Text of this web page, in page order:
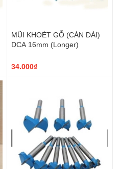
MŨI KHOÉT GỖ (CÁN DÀI)
DCA 16mm (Longer)
34.000₫